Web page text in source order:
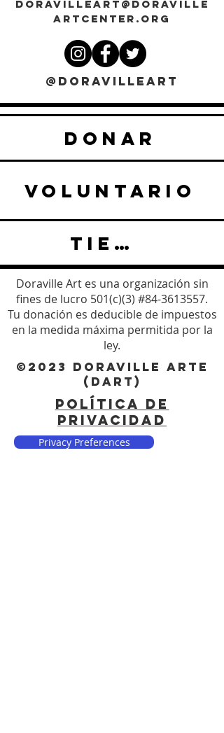
DORAVILLEART@DORAVILLE
ARTCENTER.ORG
@DORAVILLEART
DONAR
VOLUNTARIO
TIENDA
Doraville Art es una organización sin
fines de lucro 501(c)(3) #84-3613557.
Tu donación es deducible de impuestos
en la medida máxima permitida por la
ley.
©2023 DORAVILLE ARTE
(DART)
POLÍTICA DE
PRIVACIDAD
Privacy Preferences